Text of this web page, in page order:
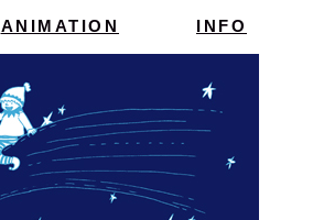
INFO
ANIMATION